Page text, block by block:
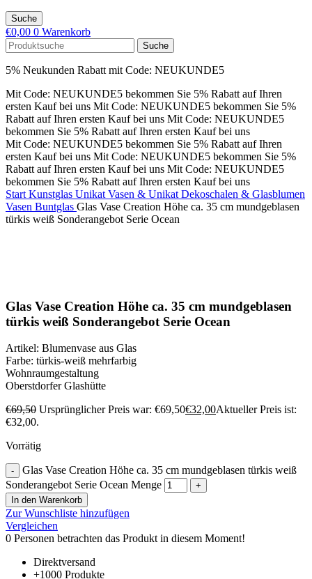
Suche
€0,00 0 Warenkorb
Suche
5% Neukunden Rabatt mit Code: NEUKUNDE5
Mit Code: NEUKUNDE5 bekommen Sie 5% Rabatt auf Ihren
ersten Kauf bei uns Mit Code: NEUKUNDE5 bekommen Sie 5%
Rabatt auf Ihren ersten Kauf bei uns Mit Code: NEUKUNDE5
bekommen Sie 5% Rabatt auf Ihren ersten Kauf bei uns
Mit Code: NEUKUNDE5 bekommen Sie 5% Rabatt auf Ihren
ersten Kauf bei uns Mit Code: NEUKUNDE5 bekommen Sie 5%
Rabatt auf Ihren ersten Kauf bei uns Mit Code: NEUKUNDE5
bekommen Sie 5% Rabatt auf Ihren ersten Kauf bei uns
Start Kunstglas Unikat Vasen & Unikat Dekoschalen & Glasblumen
Vasen Buntglas Glas Vase Creation Höhe ca. 35 cm mundgeblasen
türkis weiß Sonderangebot Serie Ocean
Glas Vase Creation Höhe ca. 35 cm mundgeblasen
türkis weiß Sonderangebot Serie Ocean
Artikel: Blumenvase aus Glas
Farbe: türkis-weiß mehrfarbig
Wohnraumgestaltung
Oberstdorfer Glashütte
€69,50 Ursprünglicher Preis war: €69,50€32,00Aktueller Preis ist:
€32,00.
Vorrätig
Glas Vase Creation Höhe ca. 35 cm mundgeblasen türkis weiß
Sonderangebot Serie Ocean Menge
In den Warenkorb
Zur Wunschliste hinzufügen
Vergleichen
0 Personen betrachten das Produkt in diesem Moment!
Direktversand
+1000 Produkte